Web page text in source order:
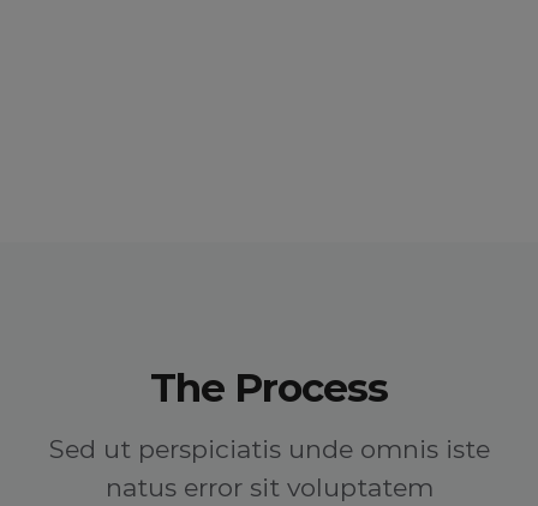
The Process
Sed ut perspiciatis unde omnis iste
natus error sit voluptatem